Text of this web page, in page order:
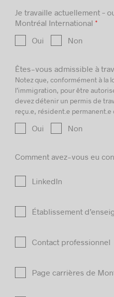
Je travaille actuellement –
Montréal International *
Oui Non
Êtes-vous admissible à
Notez que, conformément à la
l’immigration, pour être
devez détenir un permis de
reçu.e, résident.e
Oui Non
Comment avez-vous eu
LinkedIn
Établissement
Contact professionnel
Page carrières de